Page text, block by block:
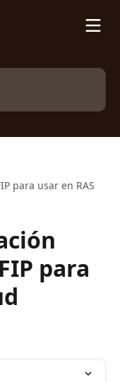
para usar en RAS
para